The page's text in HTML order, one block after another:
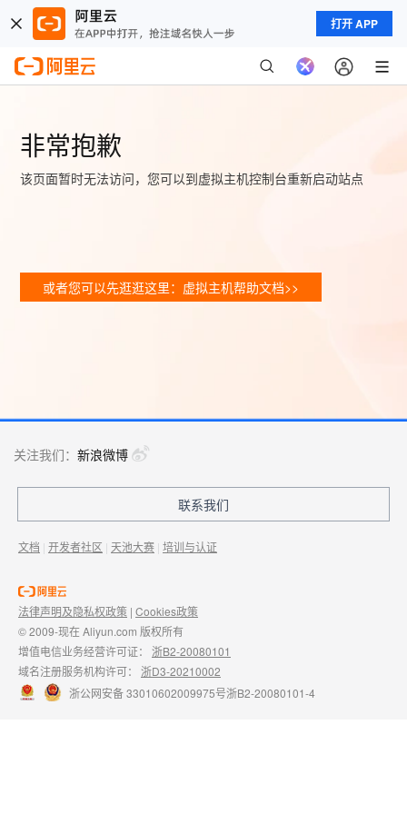
打开 APP
非常抱歉
该页面暂时无法访问，您可以到虚拟主机控制台重新启动站点
或者您可以先逛逛这里：虚拟主机帮助文档>>